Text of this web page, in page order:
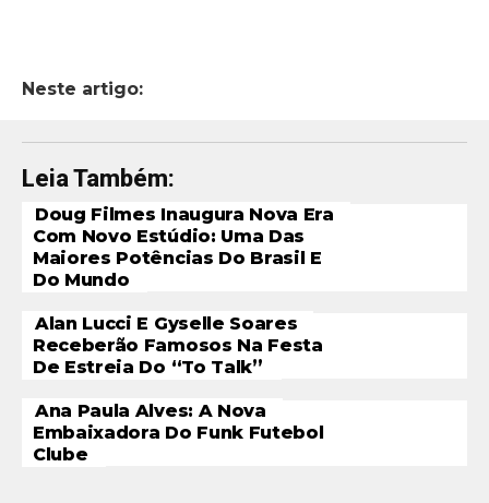
Neste artigo:
Leia Também:
Doug Filmes Inaugura Nova Era
Com Novo Estúdio: Uma Das
Maiores Potências Do Brasil E
Do Mundo
Alan Lucci E Gyselle Soares
Receberão Famosos Na Festa
De Estreia Do “To Talk”
Ana Paula Alves: A Nova
Embaixadora Do Funk Futebol
Clube